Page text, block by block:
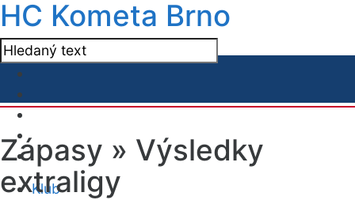
HC Kometa Brno
Klub
Zápasy » Výsledky
extraligy